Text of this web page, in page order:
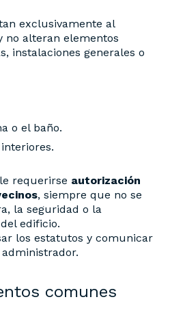
exclusivamente al
no alteran elementos
instalaciones generales o
o el baño.
requerirse autorización
, siempre que no se
la seguridad o la
edificio.
los estatutos y comunicar
comunes